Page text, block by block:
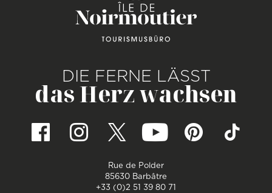
DIE FERNE LÄSST
das Herz wachsen
Rue de Polder
85630 Barbâtre
+33 (0)2 51 39 80 71